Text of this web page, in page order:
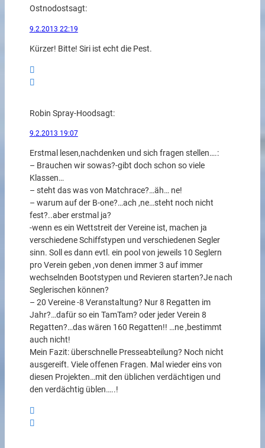
Ostnodostsagt:
9.2.2013 22:19
Kürzer! Bitte! Siri ist echt die Pest.
Robin Spray-Hoodsagt:
9.2.2013 19:07
Erstmal lesen,nachdenken und sich fragen stellen….:
– Brauchen wir sowas?-gibt doch schon so viele
Klassen…
– steht das was von Matchrace?…äh… ne!
– warum auf der B-one?…ach ,ne…steht noch nicht
fest?..aber erstmal ja?
-wenn es ein Wettstreit der Vereine ist, machen ja
verschiedene Schiffstypen und verschiedenen Segler
sinn. Soll es dann evtl. ein pool von jeweils 10 Seglern
pro Verein geben ,von denen immer 3 auf immer
wechselnden Bootstypen und Revieren starten?Je nach
Seglerischen können?
– 20 Vereine -8 Veranstaltung? Nur 8 Regatten im
Jahr?…dafür so ein TamTam? oder jeder Verein 8
Regatten?…das wären 160 Regatten!! …ne ,bestimmt
auch nicht!
Mein Fazit: überschnelle Presseabteilung? Noch nicht
ausgereift. Viele offenen Fragen. Mal wieder eins von
diesen Projekten…mit den üblichen verdächtigen und
den verdächtig üblen…..!